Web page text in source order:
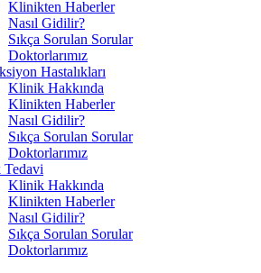
Klinikten Haberler
Nasıl Gidilir?
Sıkça Sorulan Sorular
Doktorlarımız
Hastalıkları
Klinik Hakkında
Klinikten Haberler
Nasıl Gidilir?
Sıkça Sorulan Sorular
Doktorlarımız
Klinik Hakkında
Klinikten Haberler
Nasıl Gidilir?
Sıkça Sorulan Sorular
Doktorlarımız